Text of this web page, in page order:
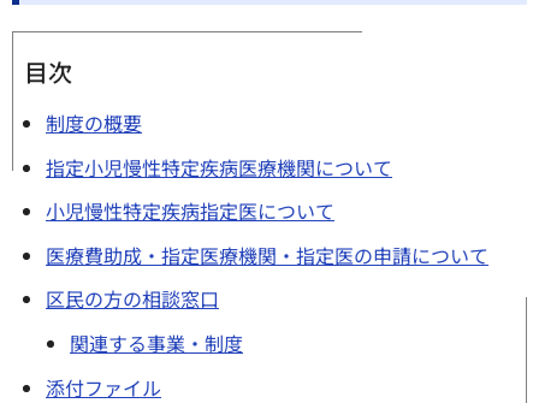
目次
制度の概要
指定小児慢性特定疾病医療機関について
小児慢性特定疾病指定医について
医療費助成・指定医療機関・指定医の申請について
区民の方の相談窓口
関連する事業・制度
添付ファイル